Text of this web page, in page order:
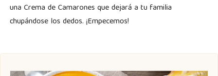
una Crema de Camarones que dejará a tu familia
chupándose los dedos. ¡Empecemos!